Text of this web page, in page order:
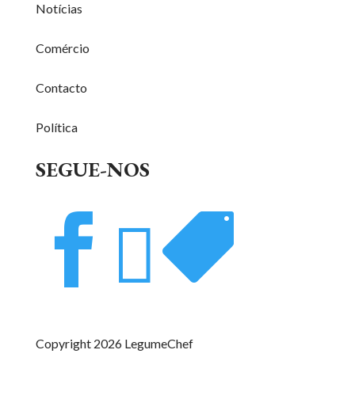
Notícias
Comércio
Contacto
Política
SEGUE-NOS
 
Copyright 2026 LegumeChef